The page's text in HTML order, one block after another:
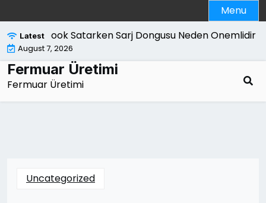
to
content
Menu
Latest
Macbook Satarken Sarj Dongusu Neden Onemlidir |
August 7, 2026
Fermuar Üretimi
Fermuar Üretimi
Uncategorized